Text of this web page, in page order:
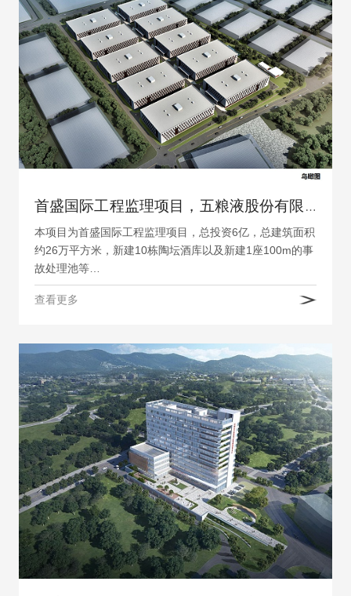
首盛国际工程监理项目，五粮液股份有限公司30万吨陶坛陈酿酒库工程
本项目为首盛国际工程监理项目，总投资6亿，总建筑面积
约26万平方米，新建10栋陶坛酒库以及新建1座100m的事
故处理池等…
查看更多